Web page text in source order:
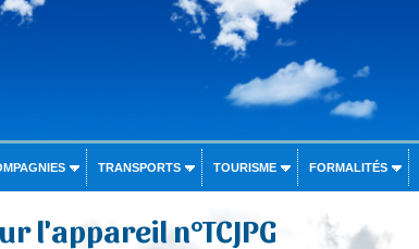
TRANSPORTS TOURISME FORMALITÉS
l'appareil n°TCJPG